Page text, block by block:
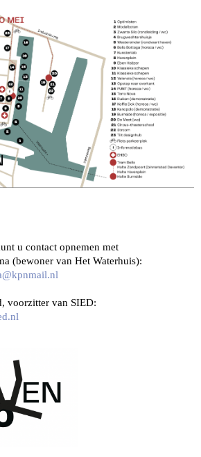
u contact opnemen met
(bewoner van Het Waterhuis):
voorzitter van SIED: